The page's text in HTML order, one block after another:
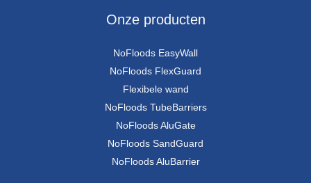
Onze producten
NoFloods EasyWall
NoFloods FlexGuard
Flexibele wand
NoFloods TubeBarriers
NoFloods AluGate
NoFloods SandGuard
NoFloods AluBarrier